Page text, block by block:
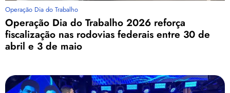
Operação Dia do Trabalho
Operação Dia do Trabalho 2026 reforça
fiscalização nas rodovias federais entre 30 de
abril e 3 de maio